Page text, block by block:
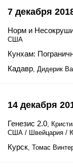
7 декабря
Норм и
США
Кунхам:
Кадавр, Дидерик
14 декабря
Генезис 2.0,
США / Швейцария /
Курск, Томас